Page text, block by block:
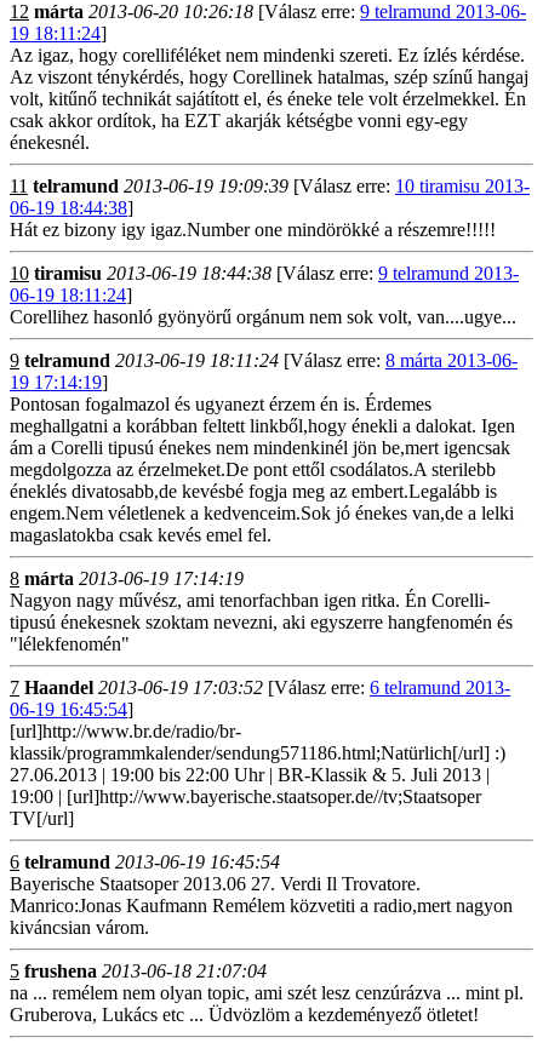
12 márta 2013-06-20 10:26:18 [Válasz erre: 9 telramund 2013-06-
19 18:11:24]
Az igaz, hogy corelliféléket nem mindenki szereti. Ez ízlés kérdése.
Az viszont ténykérdés, hogy Corellinek hatalmas, szép színű hangaj
volt, kitűnő technikát sajátított el, és éneke tele volt érzelmekkel. Én
csak akkor ordítok, ha EZT akarják kétségbe vonni egy-egy
énekesnél.
11 telramund 2013-06-19 19:09:39 [Válasz erre: 10 tiramisu 2013-
06-19 18:44:38]
Hát ez bizony igy igaz.Number one mindörökké a részemre!!!!!
10 tiramisu 2013-06-19 18:44:38 [Válasz erre: 9 telramund 2013-
06-19 18:11:24]
Corellihez hasonló gyönyörű orgánum nem sok volt, van....ugye...
9 telramund 2013-06-19 18:11:24 [Válasz erre: 8 márta 2013-06-
19 17:14:19]
Pontosan fogalmazol és ugyanezt érzem én is. Érdemes
meghallgatni a korábban feltett linkből,hogy énekli a dalokat. Igen
ám a Corelli tipusú énekes nem mindenkinél jön be,mert igencsak
megdolgozza az érzelmeket.De pont ettől csodálatos.A sterilebb
éneklés divatosabb,de kevésbé fogja meg az embert.Legalább is
engem.Nem véletlenek a kedvenceim.Sok jó énekes van,de a lelki
magaslatokba csak kevés emel fel.
8 márta 2013-06-19 17:14:19
Nagyon nagy művész, ami tenorfachban igen ritka. Én Corelli-
tipusú énekesnek szoktam nevezni, aki egyszerre hangfenomén és
"lélekfenomén"
7 Haandel 2013-06-19 17:03:52 [Válasz erre: 6 telramund 2013-
06-19 16:45:54]
[url]http://www.br.de/radio/br-
klassik/programmkalender/sendung571186.html;Natürlich[/url] :)
27.06.2013 | 19:00 bis 22:00 Uhr | BR-Klassik & 5. Juli 2013 |
19:00 | [url]http://www.bayerische.staatsoper.de//tv;Staatsoper
TV[/url]
6 telramund 2013-06-19 16:45:54
Bayerische Staatsoper 2013.06 27. Verdi Il Trovatore.
Manrico:Jonas Kaufmann Remélem közvetiti a radio,mert nagyon
kiváncsian várom.
5 frushena 2013-06-18 21:07:04
na ... remélem nem olyan topic, ami szét lesz cenzúrázva ... mint pl.
Gruberova, Lukács etc ... Üdvözlöm a kezdeményező ötletet!